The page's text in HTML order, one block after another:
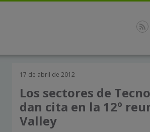
17 de abril de 2012
Los sectores de
dan cita en la 12º
Valley